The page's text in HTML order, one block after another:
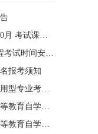
四川省高等教育自学考试（262次）2026年10月 考试课程简表
关于公布2027年1月广东省自学考试开考课程考试时间安排和使用教材的通知
报考须知
关于西南财经大学2026年下半年自学考试应用型专业考籍更改办理的通知
四川省教育考试院关于受理2026年下半年高等教育自学考试省际转考申请的通告
四川省教育考试院关于受理2026年下半年高等教育自学考试考籍更改申请的通告